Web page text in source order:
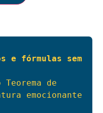
e fórmulas sem
de
emocionante